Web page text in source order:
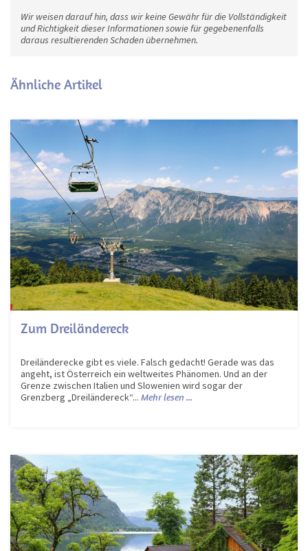
Wir weisen darauf hin, dass wir keine Gewähr für die Vollständigkeit
und Richtigkeit dieser Informationen sowie für gegebenenfalls
daraus resultierenden Schaden übernehmen.
Ähnliche Artikel
Zum Dreiländereck
Dreiländerecke gibt es viele. Falsch gedacht! Gerade was das
angeht, ist Österreich ein weltweites Phänomen. Und an der
Grenze zwischen Italien und Slowenien wird sogar der
Grenzberg „Dreiländereck“... Mehr lesen ...